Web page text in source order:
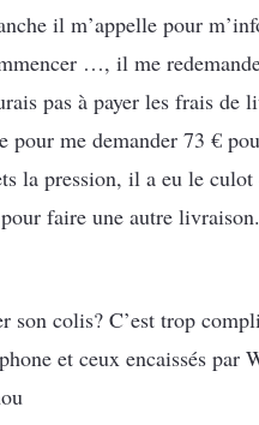
il m’appelle pour
…, il me
pas à payer les frais de
me demander 73 €
la pression, il a eu le culot
faire une autre
son colis? C’est trop
et ceux encaissés par